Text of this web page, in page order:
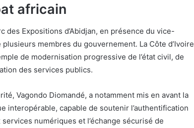
africain
des Expositions d’Abidjan, en présence du vice-
membres du gouvernement. La Côte d’Ivoire
de modernisation progressive de l’état civil, de
des services publics.
Vagondo Diomandé, a notamment mis en avant la
interopérable, capable de soutenir l’authentification
numériques et l’échange sécurisé de